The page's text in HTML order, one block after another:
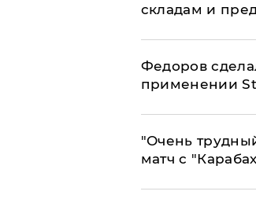
складам и
Федоров
применении
"Очень
матч с